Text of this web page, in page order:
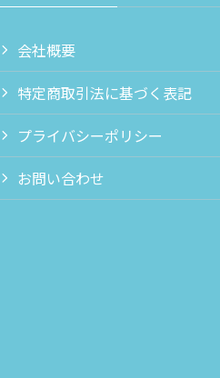
会社概要
特定商取引法に基づく表記
プライバシーポリシー
お問い合わせ